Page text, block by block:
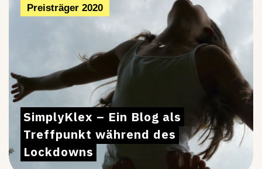
SimplyKlex – Ein Blog als
Treffpunkt während des
Lockdowns
Preisträger 2020